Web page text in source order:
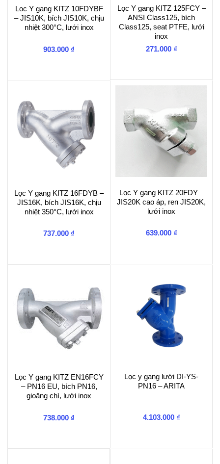
Lọc Y gang KITZ 10FDYBF
– JIS10K, bích JIS10K, chịu
nhiệt 300°C, lưới inox
903.000 ₫
Lọc Y gang KITZ 125FCY –
ANSI Class125, bích
Class125, seat PTFE, lưới
inox
271.000 ₫
Lọc Y gang KITZ 16FDYB –
JIS16K, bích JIS16K, chịu
nhiệt 350°C, lưới inox
737.000 ₫
Lọc Y gang KITZ 20FDY –
JIS20K cao áp, ren JIS20K,
lưới inox
639.000 ₫
Lọc Y gang KITZ EN16FCY
– PN16 EU, bích PN16,
gioăng chì, lưới inox
738.000 ₫
Lọc y gang lưới DI-YS-
PN16 – ARITA
4.103.000 ₫